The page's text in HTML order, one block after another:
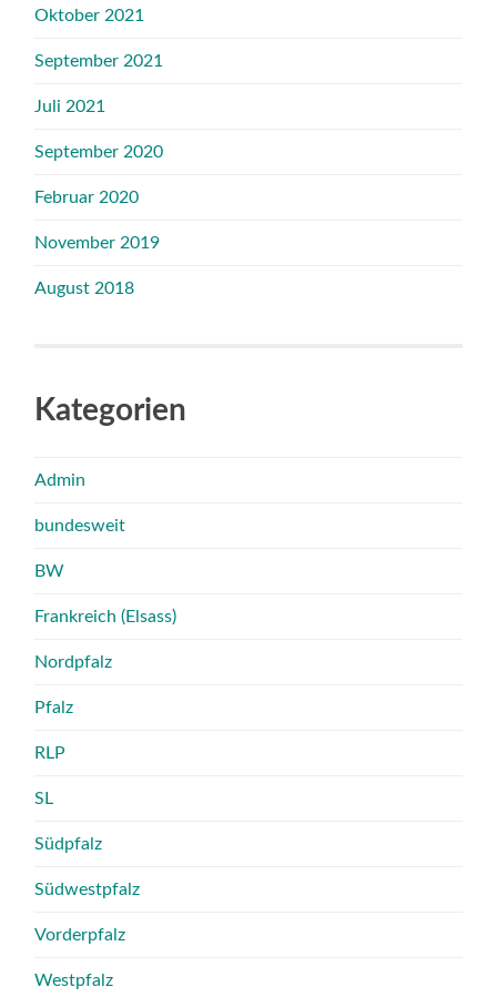
Oktober 2021
September 2021
Juli 2021
September 2020
Februar 2020
November 2019
August 2018
Kategorien
Admin
bundesweit
BW
Frankreich (Elsass)
Nordpfalz
Pfalz
RLP
SL
Südpfalz
Südwestpfalz
Vorderpfalz
Westpfalz